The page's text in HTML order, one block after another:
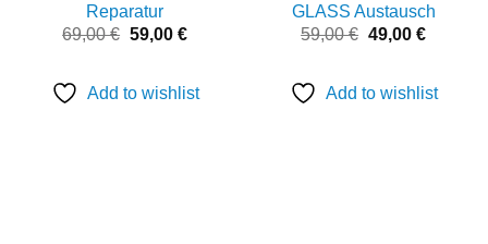
Reparatur
69,00€ Ursprünglicher
69,00 €
59,00 €Aktueller
59,00 €.
Add to wishlist
GLASS Austausch
59,00€ Ursprünglicher
59,00 €
49,00 €
49,00 €.
Add to wishlist